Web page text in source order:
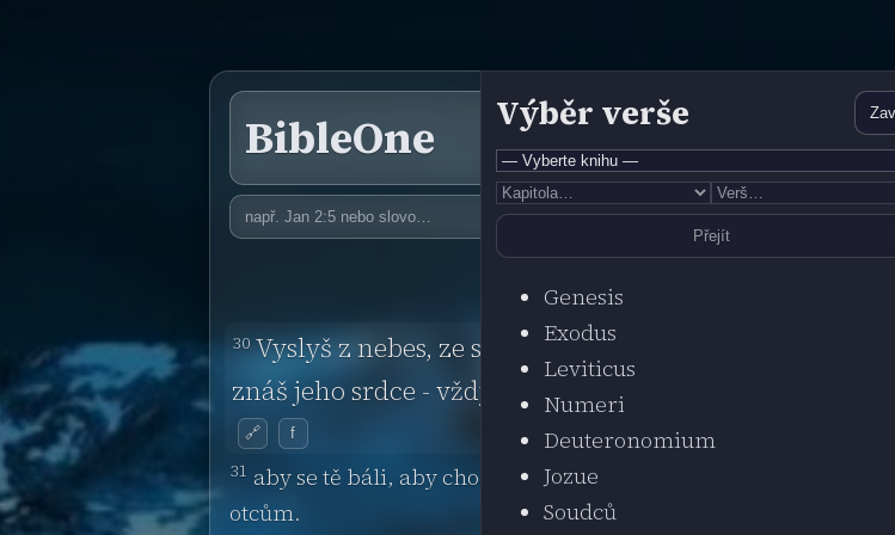
Výběr verše
Přejít
Genesis
Exodus
Leviticus
Numeri
Deuteronomium
Jozue
Soudců
BibleOne
30 Vyslyš z nebes, ze sídla, kde přebýváš, a odpusť,
znáš jeho srdce - vždyť ty sám jediný znáš přece srdce
🔗 f
31 aby se tě báli, aby chodili po tvých cestách po všechny dny,
otcům.